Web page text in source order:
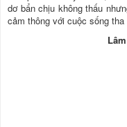
dơ bẩn chịu không thấu
cảm thông với cuộc sống